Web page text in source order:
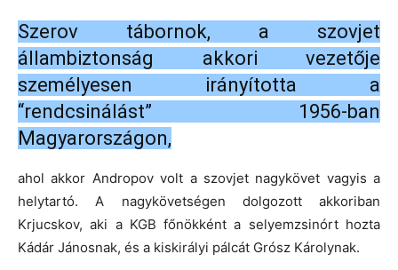
Szerov tábornok, a szovjet
állambiztonság akkori vezetője
személyesen irányította a
“rendcsinálást” 1956-ban
Magyarországon,
ahol akkor Andropov volt a szovjet nagykövet vagyis a
helytartó. A nagykövetségen dolgozott akkoriban
Krjucskov, aki a KGB főnökként a selyemzsinórt hozta
Kádár Jánosnak, és a kiskirályi pálcát Grósz Károlynak.